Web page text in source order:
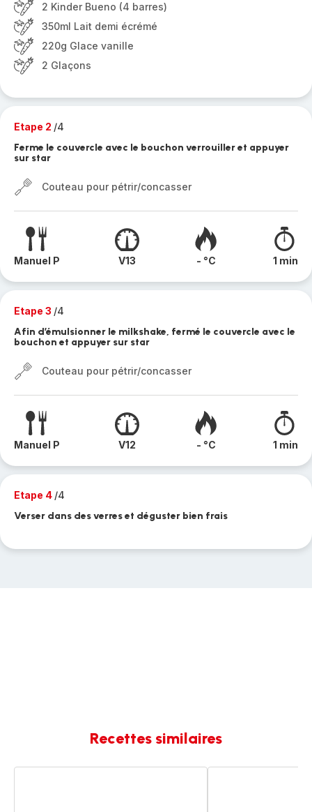
2 Kinder Bueno (4 barres)
350ml Lait demi écrémé
220g Glace vanille
2 Glaçons
Etape 2 /4
Ferme le couvercle avec le bouchon verrouiller et appuyer
sur star
Couteau pour pétrir/concasser
Manuel P V13 - °C 1 min
Etape 3 /4
Afin d’émulsionner le milkshake, fermé le couvercle avec le
bouchon et appuyer sur star
Couteau pour pétrir/concasser
Manuel P V12 - °C 1 min
Etape 4 /4
Verser dans des verres et déguster bien frais
Recettes similaires